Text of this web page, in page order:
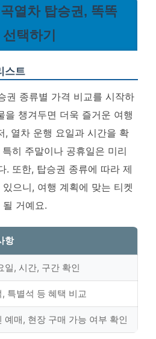
열차 탑승권, 똑똑
택하기
스트
권 종류별 가격 비교를 시작하
을 챙겨두면 더욱 즐거운 여행
, 열차 운행 요일과 시간을 확
히 주말이나 공휴일은 미리
. 또한, 탑승권 종류에 따라 제
으니, 여행 계획에 맞는 티켓
거예요.
항
일, 시간, 구간 확인
, 특별석 등 혜택 비교
예매, 현장 구매 가능 여부 확인